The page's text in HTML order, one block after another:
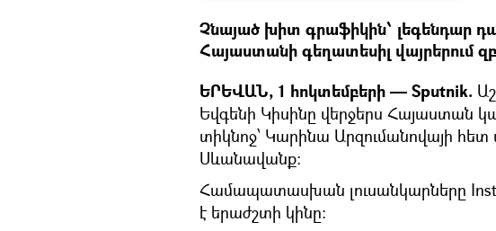
Չնայած խիտ գրաֆիկին՝ լեգենդար
Հայաստանի գեղատեսիլ վայրերում
ԵՐԵՎԱՆ, 1 հոկտեմբերի — Sputnik.
Եվգենի Կիսինը վերջերս Հայաստան
տիկնոջ՝ Կարինա Արզումանովայի հետ
Սևանավանք։
Համապատասխան լուսանկարները
է երաժշտի կինը։